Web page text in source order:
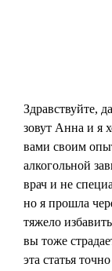
Здравствуйте,
зовут Анна и я
вами своим
алкогольной
врач и не
но я прошла
тяжело
вы тоже
эта статья